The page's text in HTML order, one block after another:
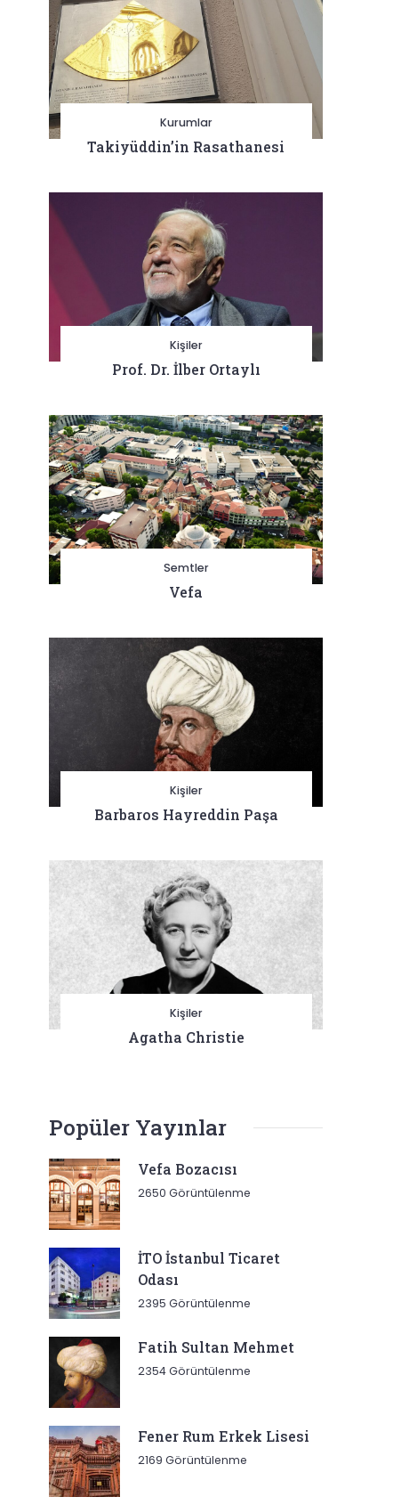
Kurumlar
Takiyüddin’in Rasathanesi
Kişiler
Prof. Dr. İlber Ortaylı
Semtler
Vefa
Kişiler
Barbaros Hayreddin Paşa
Kişiler
Agatha Christie
Popüler Yayınlar
Vefa Bozacısı
2650 Görüntülenme
İTO İstanbul Ticaret
Odası
2395 Görüntülenme
Fatih Sultan Mehmet
2354 Görüntülenme
Fener Rum Erkek Lisesi
2169 Görüntülenme